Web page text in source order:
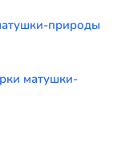
природы
матушки-